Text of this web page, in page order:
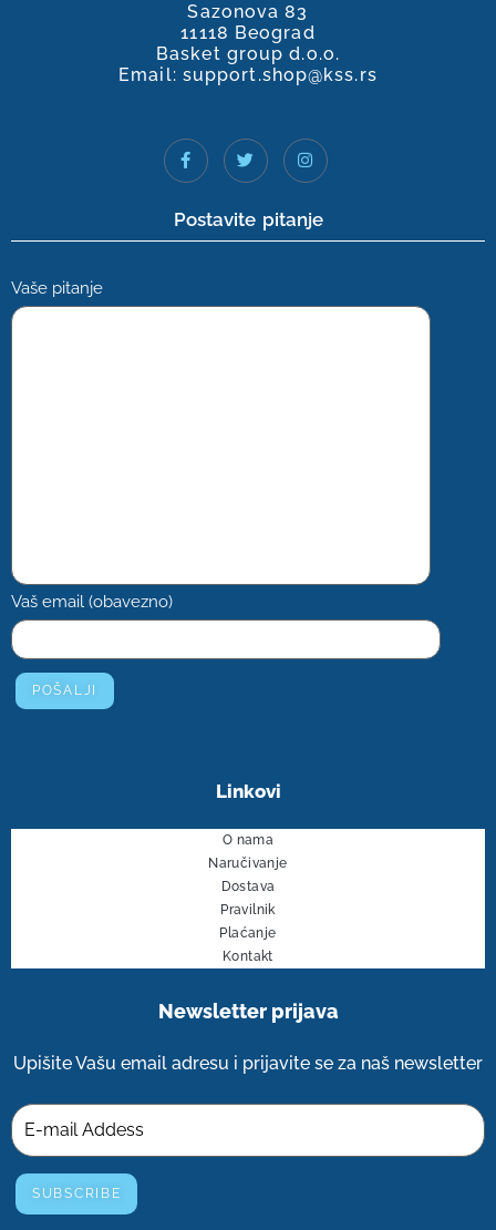
Sazonova 83
11118 Beograd
Basket group d.o.o.
Email: support.shop@kss.rs
Postavite pitanje
Vaše pitanje
Vaš email (obavezno)
Linkovi
O nama
Naručivanje
Dostava
Pravilnik
Plaćanje
Kontakt
Newsletter​ prijava
Upišite Vašu email adresu i prijavite se za naš newsletter